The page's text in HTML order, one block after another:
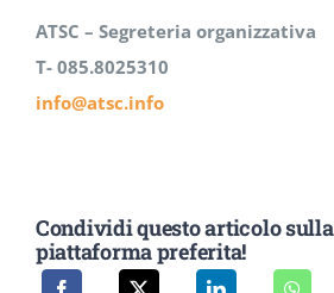
ATSC – Segreteria organizzativa
T- 085.8025310
info@atsc.info
Condividi questo articolo
piattaforma preferita!